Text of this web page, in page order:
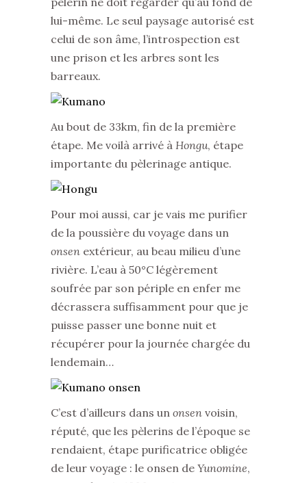
lui-même. Le seul paysage autorisé est
celui de son âme, l’introspection est
une prison et les arbres sont les
barreaux.
Au bout de 33km, fin de la première
étape. Me voilà arrivé à Hongu, étape
importante du pèlerinage antique.
Pour moi aussi, car je vais me purifier
de la poussière du voyage dans un
onsen extérieur, au beau milieu d’une
rivière. L’eau à 50°C légèrement
soufrée par son périple en enfer me
décrassera suffisamment pour que je
puisse passer une bonne nuit et
récupérer pour la journée chargée du
lendemain…
C’est d’ailleurs dans un onsen voisin,
réputé, que les pèlerins de l’époque se
rendaient, étape purificatrice obligée
de leur voyage : le onsen de Yunomine,